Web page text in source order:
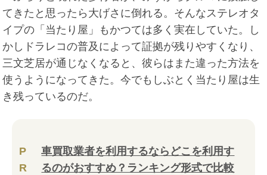
てきたと思ったら大げさに倒れる。そんなステレオタ
イプの「当たり屋」もかつては多く実在していた。し
かしドラレコの普及によって証拠が残りやすくなり、
三文芝居が通じなくなると、彼らはまた違った方法を
使うようになってきた。今でもしぶとく当たり屋は生
き残っているのだ。
P
R
車買取業者を利用するならどこを利用す
るのがおすすめ？ランキング形式で比較